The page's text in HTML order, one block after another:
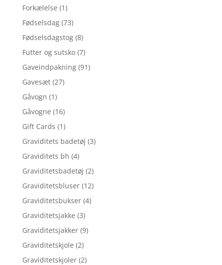
Forkælelse (1)
Fødselsdag (73)
Fødselsdagstog (8)
Futter og sutsko (7)
Gaveindpakning (91)
Gavesæt (27)
Gåvogn (1)
Gåvogne (16)
Gift Cards (1)
Graviditets badetøj (3)
Graviditets bh (4)
Graviditetsbadetøj (2)
Graviditetsbluser (12)
Graviditetsbukser (4)
Graviditetsjakke (3)
Graviditetsjakker (9)
Graviditetskjole (2)
Graviditetskjoler (2)